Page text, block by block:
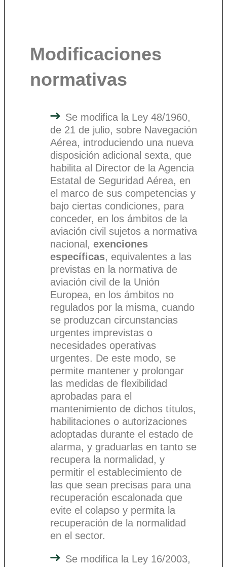
Modificaciones
normativas
Se modifica la Ley 48/1960,
de 21 de julio, sobre Navegación
Aérea, introduciendo una nueva
disposición adicional sexta, que
habilita al Director de la Agencia
Estatal de Seguridad Aérea, en
el marco de sus competencias y
bajo ciertas condiciones, para
conceder, en los ámbitos de la
aviación civil sujetos a normativa
nacional, exenciones
específicas, equivalentes a las
previstas en la normativa de
aviación civil de la Unión
Europea, en los ámbitos no
regulados por la misma, cuando
se produzcan circunstancias
urgentes imprevistas o
necesidades operativas
urgentes. De este modo, se
permite mantener y prolongar
las medidas de flexibilidad
aprobadas para el
mantenimiento de dichos títulos,
habilitaciones o autorizaciones
adoptadas durante el estado de
alarma, y graduarlas en tanto se
recupera la normalidad, y
permitir el establecimiento de
las que sean precisas para una
recuperación escalonada que
evite el colapso y permita la
recuperación de la normalidad
en el sector.
Se modifica la Ley 16/2003,